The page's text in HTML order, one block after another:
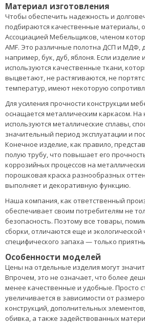
Материал изготовления
Чтобы обеспечить надежность и
подбираются качественные материалы,
Ассоциацией Мебельщиков, членом
AMF. Это различные полотна ДСП и МДФ,
например, бук, дуб, яблоня. Если изделие
используются качественные ткани,
выцветают, не растягиваются, не
температур, имеют некоторую
Для усиления прочности конструкции
оснащается металлическим каркасом.
используются металлические сплавы,
значительный период эксплуатации и
Конечное изделие, как правило,
полую трубу, что повышает его
коррозийных процессов на
порошковая краска разнообразных
выполняет и декоративную функцию.
Наша компания, как ответственный
обеспечивает своим потребителям не
безопасность. Поэтому все товары,
сборки, отличаются еще и экологической
специфического запаха — только
Особенности моделей
Цены на отдельные изделия могут
Впрочем, это не означает, что более
менее качественные и удобные. Просто
увеличивается в зависимости от
конструкций, дополнительных
обивка, а также задействованных